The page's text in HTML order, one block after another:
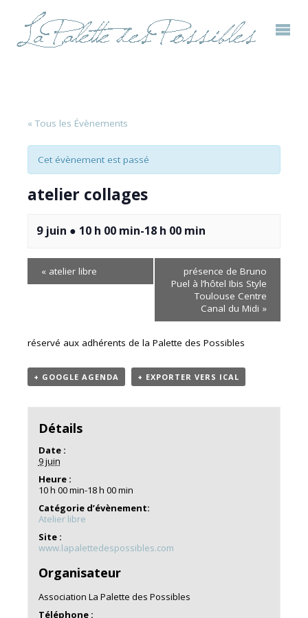
« Tous les Évènements
Cet évènement est passé
atelier collages
9 juin ● 10 h 00 min-18 h 00 min
« atelier libre
présence de Bruno
Puel à l’hôtel Ibis Style
Toulouse Centre
Canal du Midi »
réservé aux adhérents de la Palette des Possibles
+ GOOGLE AGENDA + EXPORTER VERS ICAL
Détails
Date :
9 juin
Heure :
10 h 00 min-18 h 00 min
Catégorie d’évènement:
Atelier libre
Site :
www.lapalettedespossibles.com
Organisateur
Association La Palette des Possibles
Téléphone :